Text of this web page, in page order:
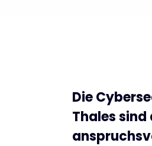
Die
Thales sind